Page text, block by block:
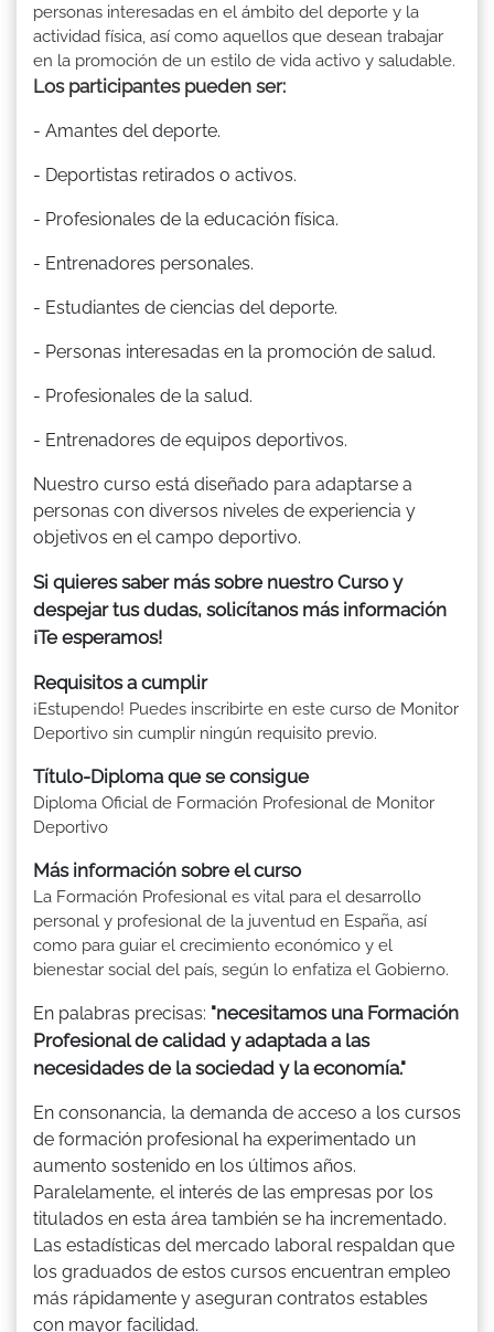
personas interesadas en el ámbito del deporte y la
actividad física, así como aquellos que desean trabajar
en la promoción de un estilo de vida activo y saludable.
Los participantes pueden ser:
- Amantes del deporte.
- Deportistas retirados o activos.
- Profesionales de la educación física.
- Entrenadores personales.
- Estudiantes de ciencias del deporte.
- Personas interesadas en la promoción de salud.
- Profesionales de la salud.
- Entrenadores de equipos deportivos.
Nuestro curso está diseñado para adaptarse a
personas con diversos niveles de experiencia y
objetivos en el campo deportivo.
Si quieres saber más sobre nuestro Curso y
despejar tus dudas, solicítanos más información
¡Te esperamos!
Requisitos a cumplir
¡Estupendo! Puedes inscribirte en este curso de Monitor
Deportivo sin cumplir ningún requisito previo.
Título-Diploma que se consigue
Diploma Oficial de Formación Profesional de Monitor
Deportivo
Más información sobre el curso
La Formación Profesional es vital para el desarrollo
personal y profesional de la juventud en España, así
como para guiar el crecimiento económico y el
bienestar social del país, según lo enfatiza el Gobierno.
En palabras precisas: "necesitamos una Formación
Profesional de calidad y adaptada a las
necesidades de la sociedad y la economía."
En consonancia, la demanda de acceso a los cursos
de formación profesional ha experimentado un
aumento sostenido en los últimos años.
Paralelamente, el interés de las empresas por los
titulados en esta área también se ha incrementado.
Las estadísticas del mercado laboral respaldan que
los graduados de estos cursos encuentran empleo
más rápidamente y aseguran contratos estables
con mayor facilidad.